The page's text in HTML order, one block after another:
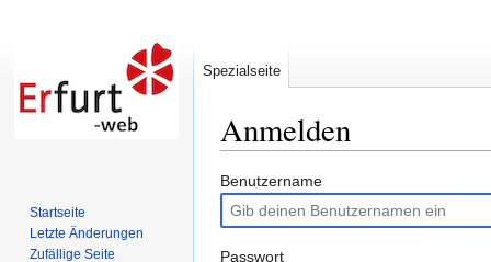
Anmelden
Zur
Navigation
springen
Zur
Suche
springen
Benutzername
Passwort
Spezialseite
Startseite
Letzte Änderungen
Zufällige Seite